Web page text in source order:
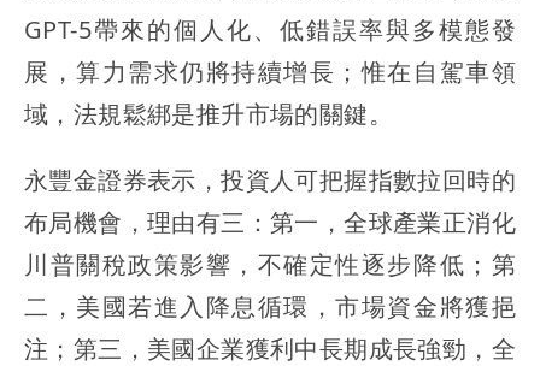
GPT-5帶來的個人化、低錯誤率與多模態發
展，算力需求仍將持續增長；惟在自駕車領
域，法規鬆綁是推升市場的關鍵。
永豐金證券表示，投資人可把握指數拉回時的
布局機會，理由有三：第一，全球產業正消化
川普關稅政策影響，不確定性逐步降低；第
二，美國若進入降息循環，市場資金將獲挹
注；第三，美國企業獲利中長期成長強勁，全